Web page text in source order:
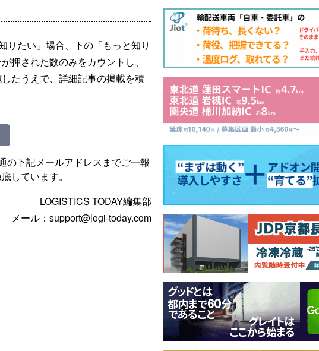
りたい」場合、下の「もっと知り
押された数のみをカウントし、
たうえで、詳細記事の掲載を積
の下記メールアドレスまでご一報
しています。
LOGISTICS TODAY編集部
メール：support@logi-today.com